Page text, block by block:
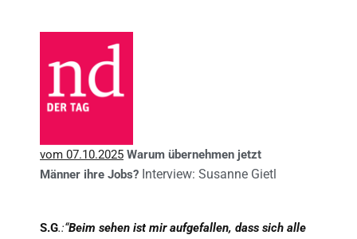
vom 07.10.2025 Warum übernehmen jetzt
Männer ihre Jobs? Interview: Susanne Gietl
S.G.:“Beim sehen ist mir aufgefallen, dass sich alle